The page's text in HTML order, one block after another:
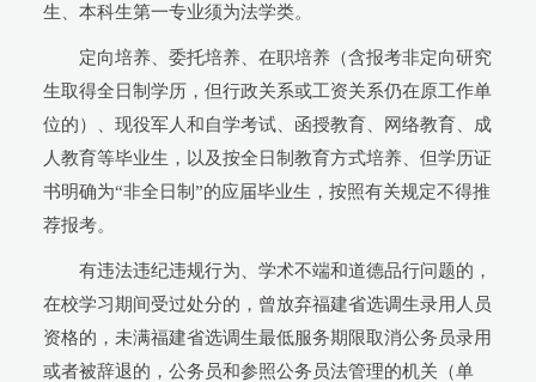
生、本科生第一专业须为法学类。
定向培养、委托培养、在职培养（含报考非定向研究
生取得全日制学历，但行政关系或工资关系仍在原工作单
位的）、现役军人和自学考试、函授教育、网络教育、成
人教育等毕业生，以及按全日制教育方式培养、但学历证
书明确为“非全日制”的应届毕业生，按照有关规定不得推
荐报考。
有违法违纪违规行为、学术不端和道德品行问题的，
在校学习期间受过处分的，曾放弃福建省选调生录用人员
资格的，未满福建省选调生最低服务期限取消公务员录用
或者被辞退的，公务员和参照公务员法管理的机关（单